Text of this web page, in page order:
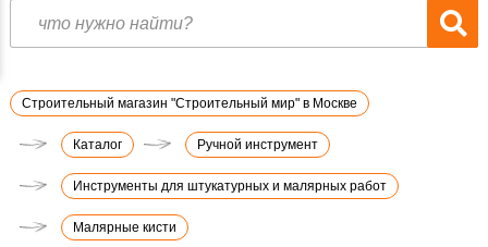
Строительный магазин "Строительный мир" в Москве
Каталог Ручной инструмент
Инструменты для штукатурных и малярных работ
Малярные кисти